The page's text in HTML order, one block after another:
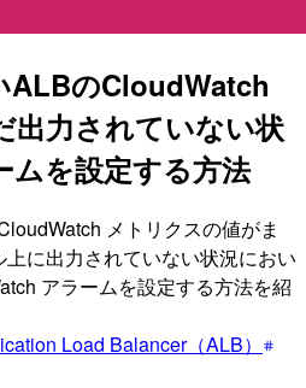
ALBのCloudWatch
出力されていない状
ムを設定する方法
メトリクスの値がま
に出力されていない状況におい
アラームを設定する方法を紹
Load Balancer（ALB）